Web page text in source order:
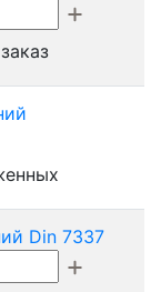
Din 7337